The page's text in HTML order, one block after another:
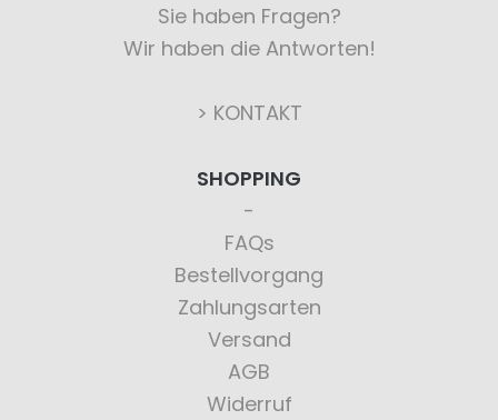
Sie haben Fragen?
Wir haben die Antworten!
> KONTAKT
SHOPPING
FAQs
Bestellvorgang
Zahlungsarten
Versand
AGB
Widerruf